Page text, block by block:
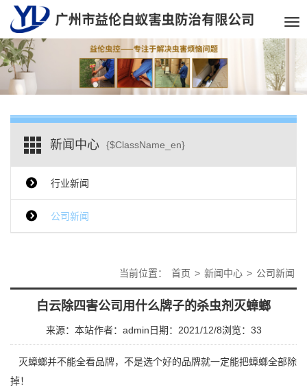
新闻中心 {$ClassName_en}
行业新闻
公司新闻
当前位置： 首页 > 新闻中心 > 公司新闻
白云除四害公司用什么牌子的杀虫剂灭蟑螂
来源：本站作者：admin 日期：2021/12/8浏览： 33
灭蟑螂并不能全看品牌，不是选个好的品牌就一定能把蟑螂全部除
掉！